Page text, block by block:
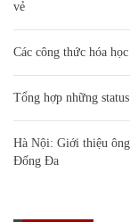
vẻ
Các công thức hóa
Tổng hợp những
Hà Nội: Giới thiệu
Đống Đa